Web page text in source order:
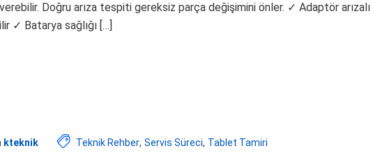
Doğru arıza tespiti gereksiz parça değişimini önler. ✓ Adaptör arızalı
✓ Batarya sağlığı […]
kteknik Teknik Rehber, Servis Süreci, Tablet Tamiri